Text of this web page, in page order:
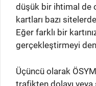
düşük bir ihtimal de
kartları bazı
Eğer farklı bir
gerçekleştirmeyi
Üçüncü olarak
trafikten dolayı